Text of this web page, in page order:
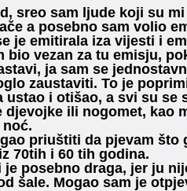
sreo sam ljude koji su
a posebno sam volio
je emitirala iza vijesti i
vezan za tu emisju,
ja sam se
zaustaviti. To je
i otišao, a svi su se
ili nogomet, kao
priuštiti da pjevam što
70tih i 60 tih godina.
je posebno draga, jer ju
šale. Mogao sam je